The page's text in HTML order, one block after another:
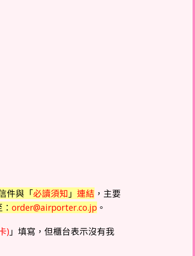
件與「必讀須知 」 連結 ，主要
order@airporter.co.jp 。
)」填寫，但櫃台表示沒有我